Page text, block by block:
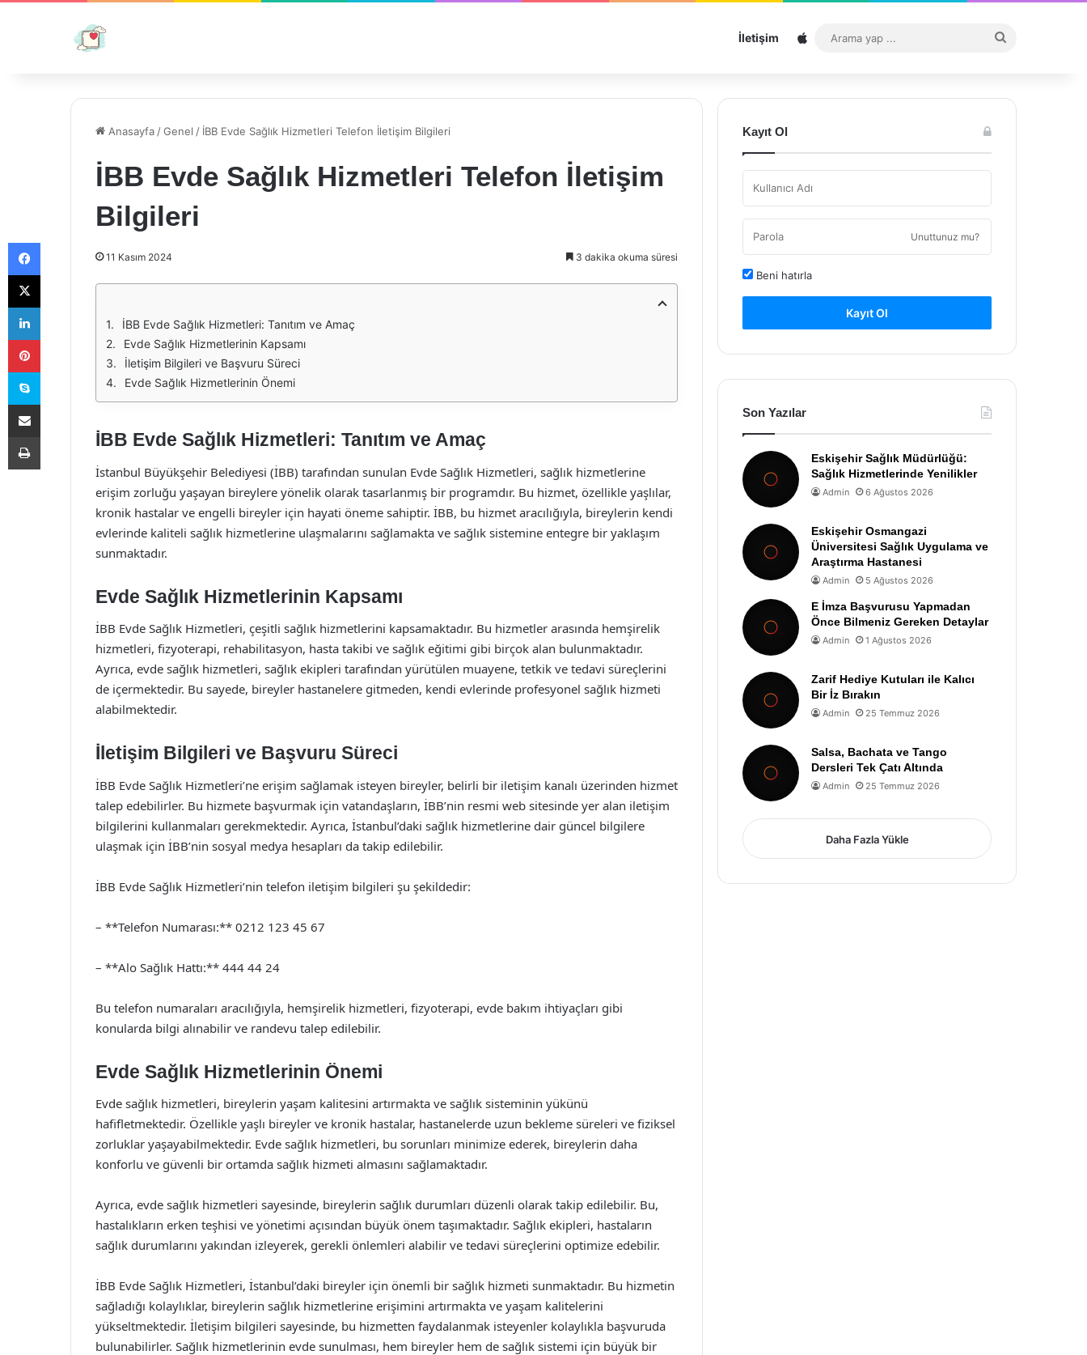
İletişim Sitemap
...
Anasayfa /Genel / İBB Evde Sağlık Hizmetleri Telefon İletişim Bilgileri
İBB Evde Sağlık Hizmetleri Telefon İletişim
Bilgileri
11 Kasım 2024 3 dakika okuma süresi
İBB Evde Sağlık Hizmetleri: Tanıtım ve Amaç
Evde Sağlık Hizmetlerinin Kapsamı
İletişim Bilgileri ve Başvuru Süreci
Evde Sağlık Hizmetlerinin Önemi
İBB Evde Sağlık Hizmetleri: Tanıtım ve Amaç
İstanbul Büyükşehir Belediyesi (İBB) tarafından sunulan Evde Sağlık Hizmetleri, sağlık hizmetlerine
erişim zorluğu yaşayan bireylere yönelik olarak tasarlanmış bir programdır. Bu hizmet, özellikle yaşlılar,
kronik hastalar ve engelli bireyler için hayati öneme sahiptir. İBB, bu hizmet aracılığıyla, bireylerin kendi
evlerinde kaliteli sağlık hizmetlerine ulaşmalarını sağlamakta ve sağlık sistemine entegre bir yaklaşım
sunmaktadır.
Evde Sağlık Hizmetlerinin Kapsamı
İBB Evde Sağlık Hizmetleri, çeşitli sağlık hizmetlerini kapsamaktadır. Bu hizmetler arasında hemşirelik
hizmetleri, fizyoterapi, rehabilitasyon, hasta takibi ve sağlık eğitimi gibi birçok alan bulunmaktadır.
Ayrıca, evde sağlık hizmetleri, sağlık ekipleri tarafından yürütülen muayene, tetkik ve tedavi süreçlerini
de içermektedir. Bu sayede, bireyler hastanelere gitmeden, kendi evlerinde profesyonel sağlık hizmeti
alabilmektedir.
İletişim Bilgileri ve Başvuru Süreci
İBB Evde Sağlık Hizmetleri’ne erişim sağlamak isteyen bireyler, belirli bir iletişim kanalı üzerinden hizmet
talep edebilirler. Bu hizmete başvurmak için vatandaşların, İBB’nin resmi web sitesinde yer alan iletişim
bilgilerini kullanmaları gerekmektedir. Ayrıca, İstanbul’daki sağlık hizmetlerine dair güncel bilgilere
ulaşmak için İBB’nin sosyal medya hesapları da takip edilebilir.
İBB Evde Sağlık Hizmetleri’nin telefon iletişim bilgileri şu şekildedir:
– **Telefon Numarası:** 0212 123 45 67
– **Alo Sağlık Hattı:** 444 44 24
Bu telefon numaraları aracılığıyla, hemşirelik hizmetleri, fizyoterapi, evde bakım ihtiyaçları gibi
konularda bilgi alınabilir ve randevu talep edilebilir.
Evde Sağlık Hizmetlerinin Önemi
Evde sağlık hizmetleri, bireylerin yaşam kalitesini artırmakta ve sağlık sisteminin yükünü
hafifletmektedir. Özellikle yaşlı bireyler ve kronik hastalar, hastanelerde uzun bekleme süreleri ve fiziksel
zorluklar yaşayabilmektedir. Evde sağlık hizmetleri, bu sorunları minimize ederek, bireylerin daha
konforlu ve güvenli bir ortamda sağlık hizmeti almasını sağlamaktadır.
Ayrıca, evde sağlık hizmetleri sayesinde, bireylerin sağlık durumları düzenli olarak takip edilebilir. Bu,
hastalıkların erken teşhisi ve yönetimi açısından büyük önem taşımaktadır. Sağlık ekipleri, hastaların
sağlık durumlarını yakından izleyerek, gerekli önlemleri alabilir ve tedavi süreçlerini optimize edebilir.
İBB Evde Sağlık Hizmetleri, İstanbul’daki bireyler için önemli bir sağlık hizmeti sunmaktadır. Bu hizmetin
sağladığı kolaylıklar, bireylerin sağlık hizmetlerine erişimini artırmakta ve yaşam kalitelerini
yükseltmektedir. İletişim bilgileri sayesinde, bu hizmetten faydalanmak isteyenler kolaylıkla başvuruda
bulunabilirler. Sağlık hizmetlerinin evde sunulması, hem bireyler hem de sağlık sistemi için büyük bir
Kayıt Ol
Unuttunuz mu?
Beni hatırla
Kayıt Ol
Son Yazılar
Eskişehir Sağlık Müdürlüğü:
Sağlık Hizmetlerinde Yenilikler
Admin 6 Ağustos 2026
Eskişehir Osmangazi
Üniversitesi Sağlık Uygulama ve
Araştırma Hastanesi
Admin 5 Ağustos 2026
E İmza Başvurusu Yapmadan
Önce Bilmeniz Gereken Detaylar
Admin 1 Ağustos 2026
Zarif Hediye Kutuları ile Kalıcı
Bir İz Bırakın
Admin 25 Temmuz 2026
Salsa, Bachata ve Tango
Dersleri Tek Çatı Altında
Admin 25 Temmuz 2026
Daha Fazla Yükle
Facebook
X
LinkedIn
Pinterest
Skype
E-Posta ile paylaş